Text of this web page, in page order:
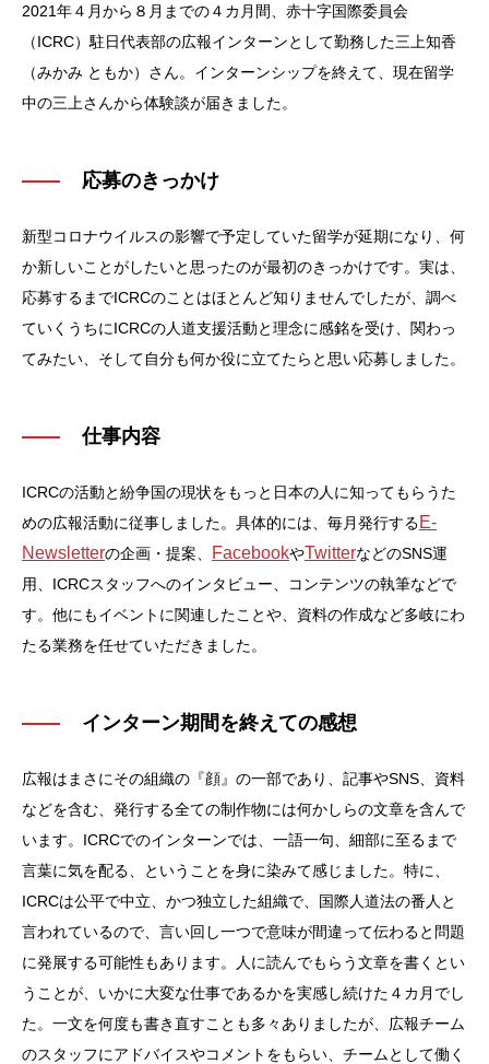
2021年４月から８月までの４カ月間、赤十字国際委員会
（ICRC）駐日代表部の広報インターンとして勤務した三上知香
（みかみ ともか）さん。インターンシップを終えて、現在留学
中の三上さんから体験談が届きました。
応募のきっかけ
新型コロナウイルスの影響で予定していた留学が延期になり、何
か新しいことがしたいと思ったのが最初のきっかけです。実は、
応募するまでICRCのことはほとんど知りませんでしたが、調べ
ていくうちにICRCの人道支援活動と理念に感銘を受け、関わっ
てみたい、そして自分も何か役に立てたらと思い応募しました。
仕事内容
ICRCの活動と紛争国の現状をもっと日本の人に知ってもらうた
めの広報活動に従事しました。具体的には、毎月発行するE-
Newsletterの企画・提案、 FacebookやTwitterなどのSNS運
用、ICRCスタッフへのインタビュー、コンテンツの執筆などで
す。他にもイベントに関連したことや、資料の作成など多岐にわ
たる業務を任せていただきました。
インターン期間を終えての感想
広報はまさにその組織の『顔』の一部であり、記事やSNS、資料
などを含む、発行する全ての制作物には何かしらの文章を含んで
います。ICRCでのインターンでは、一語一句、細部に至るまで
言葉に気を配る、ということを身に染みて感じました。特に、
ICRCは公平で中立、かつ独立した組織で、国際人道法の番人と
言われているので、言い回し一つで意味が間違って伝わると問題
に発展する可能性もあります。人に読んでもらう文章を書くとい
うことが、いかに大変な仕事であるかを実感し続けた４カ月でし
た。一文を何度も書き直すことも多々ありましたが、広報チーム
のスタッフにアドバイスやコメントをもらい、チームとして働く